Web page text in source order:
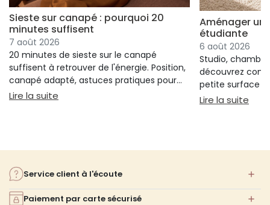
Sieste sur canapé : pourquoi 20
minutes suffisent
7 août 2026
20 minutes de sieste sur le canapé
suffisent à retrouver de l'énergie. Position,
canapé adapté, astuces pratiques pour
bien s'installer.
Lire la suite : Sieste sur canapé : pourquoi 20 minutes
Aménager un
étudiante
6 août 2026
Studio,
découvrez
petite surface à
confort ni
Lire la suite
Service client à l'écoute
Paiement par carte sécurisé